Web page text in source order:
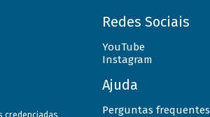
credenciadas
Redes Sociais
YouTube
Instagram
Ajuda
Perguntas frequentes